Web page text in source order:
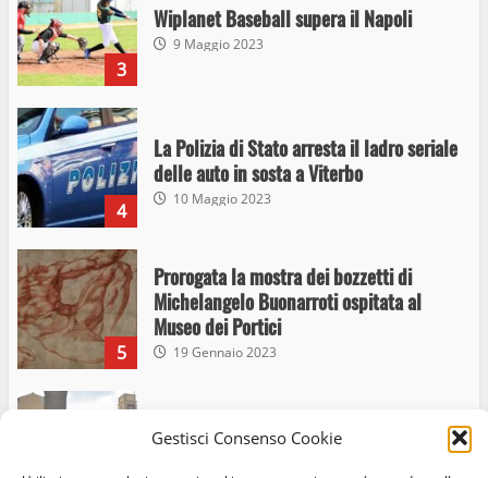
Gestisci Consenso Cookie
3
Wiplanet Baseball supera il Napoli
9 Maggio 2023
4
La Polizia di Stato arresta il ladro seriale
delle auto in sosta a Viterbo
10 Maggio 2023
5
Prorogata la mostra dei bozzetti di
Michelangelo Buonarroti ospitata al
Museo dei Portici
19 Gennaio 2023
Trasporto pubblico locale, trasferimento
capolinea al terminal Riello dal 15 al 17
giugno